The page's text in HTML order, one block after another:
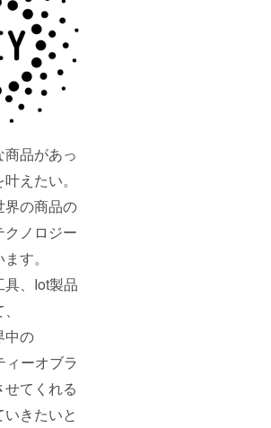
品があっ
えたい。
界の商品の
ノロジー
す。
具、Iot製品
中の
ィーオブラ
てくれる
きたいと